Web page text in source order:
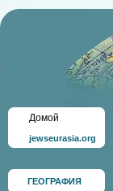
Домой
jewseurasia.org
ГЕОГРАФИЯ